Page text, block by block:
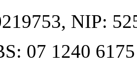
, NIP:
07 1240